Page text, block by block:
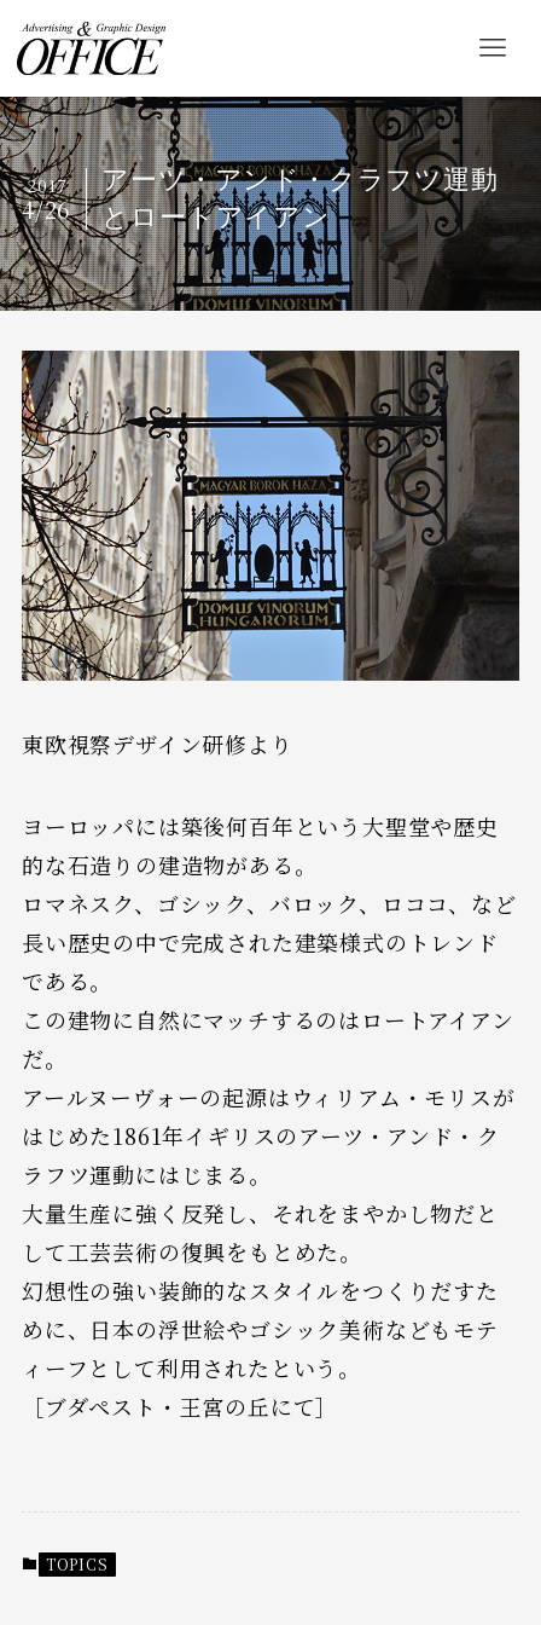
アーツ・アンド・クラフツ運動
とロートアイアン
2017
4/26
東欧視察デザイン研修より
ヨーロッパには築後何百年という大聖堂や歴史
的な石造りの建造物がある。
ロマネスク、ゴシック、バロック、ロココ、など
長い歴史の中で完成された建築様式のトレンド
である。
この建物に自然にマッチするのはロートアイアン
だ。
アールヌーヴォーの起源はウィリアム・モリスが
はじめた1861年イギリスのアーツ・アンド・ク
ラフツ運動にはじまる。
大量生産に強く反発し、それをまやかし物だと
して工芸芸術の復興をもとめた。
幻想性の強い装飾的なスタイルをつくりだすた
めに、日本の浮世絵やゴシック美術などもモテ
ィーフとして利用されたという。
［ブダペスト・王宮の丘にて］
TOPICS